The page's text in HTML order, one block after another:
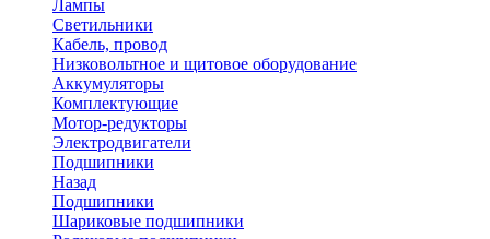
Лампы
Светильники
Кабель, провод
Низковольтное и щитовое оборудование
Аккумуляторы
Комплектующие
Мотор-редукторы
Электродвигатели
Подшипники
Назад
Подшипники
Шариковые подшипники